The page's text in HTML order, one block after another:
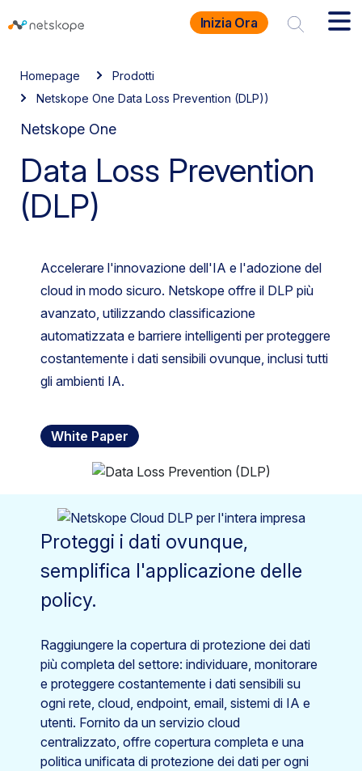
Inizia Ora
Homepage
Prodotti
Netskope One Data Loss Prevention (DLP))
Netskope One
Data Loss Prevention
(DLP)
Accelerare l'innovazione dell'IA e l'adozione del
cloud in modo sicuro. Netskope offre il DLP più
avanzato, utilizzando classificazione
automatizzata e barriere intelligenti per proteggere
costantemente i dati sensibili ovunque, inclusi tutti
gli ambienti IA.
White Paper
Proteggi i dati ovunque,
semplifica l'applicazione delle
policy.
Raggiungere la copertura di protezione dei dati
più completa del settore: individuare, monitorare
e proteggere costantemente i dati sensibili su
ogni rete, cloud, endpoint, email, sistemi di IA e
utenti. Fornito da un servizio cloud
centralizzato, offre copertura completa e una
politica unificata di protezione dei dati per ogni